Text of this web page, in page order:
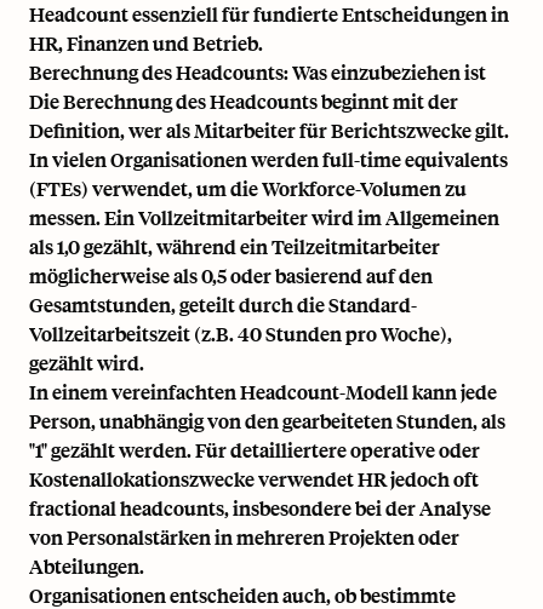
Headcount essenziell für fundierte Entscheidungen in
HR, Finanzen und Betrieb.
Berechnung des Headcounts: Was einzubeziehen ist
Die Berechnung des Headcounts beginnt mit der
Definition, wer als Mitarbeiter für Berichtszwecke gilt.
In vielen Organisationen werdenfull-time equivalents
(FTEs)verwendet, um die Workforce-Volumen zu
messen. Ein Vollzeitmitarbeiter wird im Allgemeinen
als 1,0 gezählt, während ein Teilzeitmitarbeiter
möglicherweise als 0,5 oder basierend auf den
Gesamtstunden, geteilt durch die Standard-
Vollzeitarbeitszeit (z.B. 40 Stunden pro Woche),
gezählt wird.
In einem vereinfachten Headcount-Modell kann jede
Person, unabhängig von den gearbeiteten Stunden, als
"1" gezählt werden. Für detailliertere operative oder
Kostenallokationszwecke verwendet HR jedoch oft
fractional headcounts, insbesondere bei der Analyse
von Personalstärken in mehreren Projekten oder
Abteilungen.
Organisationen entscheiden auch, ob bestimmte